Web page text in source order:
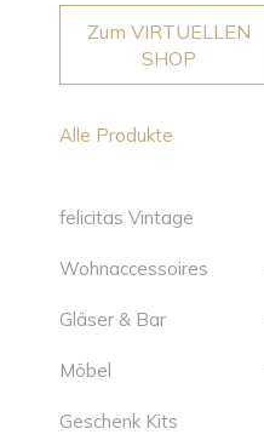
Zum VIRTUELLEN
SHOP
Alle Produkte
felicitas Vintage
Wohnaccessoires
Gläser & Bar
Möbel
Geschenk Kits